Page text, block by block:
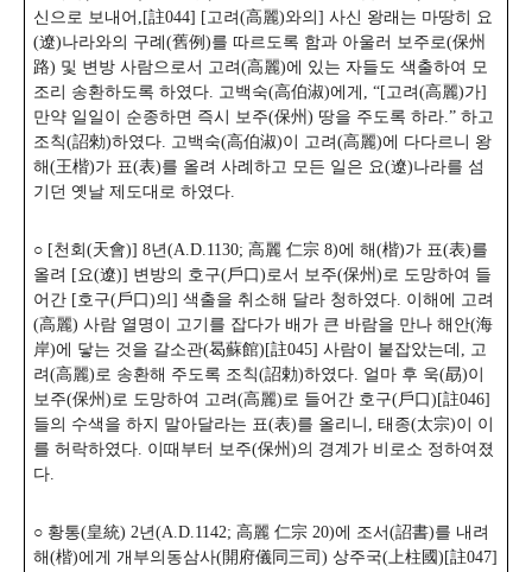
신으로 보내어,[註044] [고려(高麗)와의] 사신 왕래는 마땅히 요
(遼)나라와의 구례(舊例)를 따르도록 함과 아울러 보주로(保州
路) 및 변방 사람으로서 고려(高麗)에 있는 자들도 색출하여 모
조리 송환하도록 하였다. 고백숙(高伯淑)에게, “[고려(高麗)가]
만약 일일이 순종하면 즉시 보주(保州) 땅을 주도록 하라.” 하고
조칙(詔勑)하였다. 고백숙(高伯淑)이 고려(高麗)에 다다르니 왕
해(王楷)가 표(表)를 올려 사례하고 모든 일은 요(遼)나라를 섬
기던 옛날 제도대로 하였다.
○ [천회(天會)] 8년(A.D.1130; 高麗 仁宗 8)에 해(楷)가 표(表)를
올려 [요(遼)] 변방의 호구(戶口)로서 보주(保州)로 도망하여 들
어간 [호구(戶口)의] 색출을 취소해 달라 청하였다. 이해에 고려
(高麗) 사람 열명이 고기를 잡다가 배가 큰 바람을 만나 해안(海
岸)에 닿는 것을 갈소관(曷蘇館)[註045] 사람이 붙잡았는데, 고
려(高麗)로 송환해 주도록 조칙(詔勅)하였다. 얼마 후 욱(勗)이
보주(保州)로 도망하여 고려(高麗)로 들어간 호구(戶口)[註046]
들의 수색을 하지 말아달라는 표(表)를 올리니, 태종(太宗)이 이
를 허락하였다. 이때부터 보주(保州)의 경계가 비로소 정하여졌
다.
○ 황통(皇統) 2년(A.D.1142; 高麗 仁宗 20)에 조서(詔書)를 내려
해(楷)에게 개부의동삼사(開府儀同三司) 상주국(上柱國)[註047]